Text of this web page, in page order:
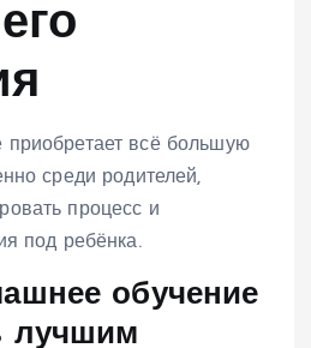
всё большую
среди родителей,
процесс и
под ребёнка.
обучение
лучшим